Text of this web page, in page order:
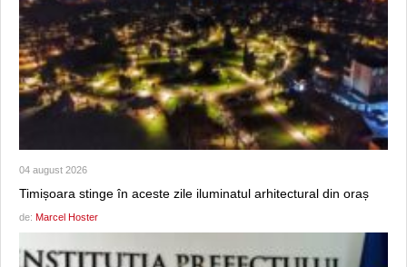
04 august 2026
Timișoara stinge în aceste zile iluminatul arhitectural din oraș
de: Marcel Hoster